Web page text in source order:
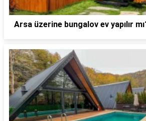
Arsa üzerine bungalov ev yapılır